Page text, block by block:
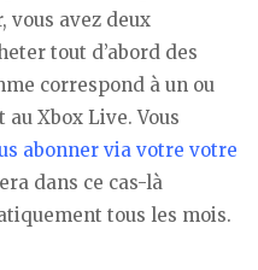
vous avez deux
tout d’abord des
correspond à un ou
Xbox Live. Vous
abonner via votre votre
dans ce cas-là
tous les mois.